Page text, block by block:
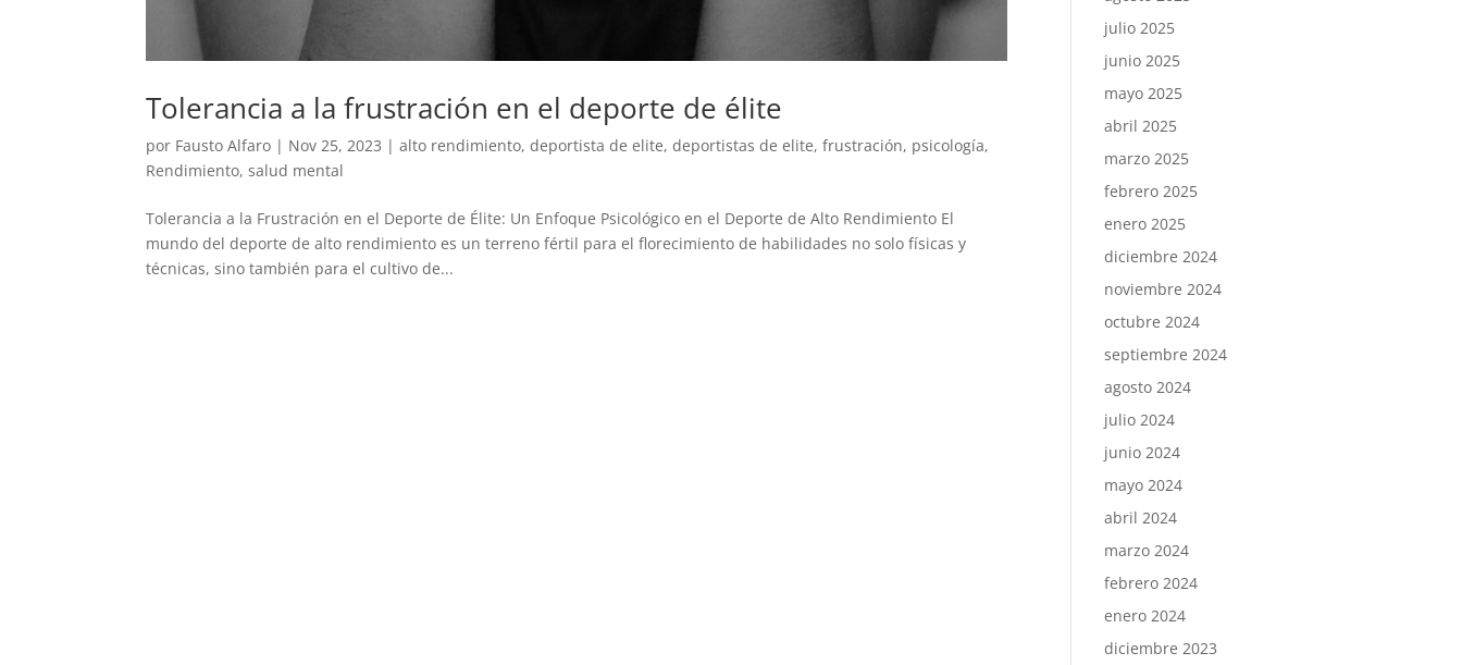
Tolerancia a la frustración en el deporte de élite
por Fausto Alfaro | Nov 25, 2023 |alto rendimiento,deportista de elite,deportistas de elite,frustración, psicología,
Rendimiento,salud mental
Tolerancia a la Frustración en el Deporte de Élite: Un Enfoque Psicológico en el Deporte de Alto Rendimiento El
mundo del deporte de alto rendimiento es un terreno fértil para el florecimiento de habilidades no solo físicas y
técnicas, sino también para el cultivo de...
julio 2025
junio 2025
mayo 2025
abril 2025
marzo 2025
febrero 2025
enero 2025
diciembre 2024
noviembre 2024
octubre 2024
septiembre 2024
agosto 2024
julio 2024
junio 2024
mayo 2024
abril 2024
marzo 2024
febrero 2024
enero 2024
diciembre 2023